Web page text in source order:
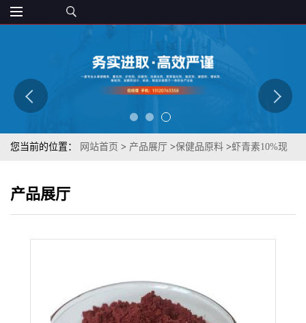
您当前的位置： 网站首页 > 产品展厅 >保健品原料 >虾青素10%现
产品展厅